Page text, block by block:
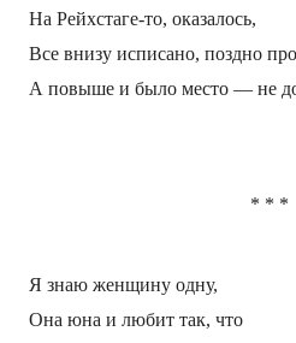
На Рейхстаге-то, оказалось,
Все внизу исписано, поздно
А повыше и было место — не
* * *
Я знаю женщину одну,
Она юна и любит так, что